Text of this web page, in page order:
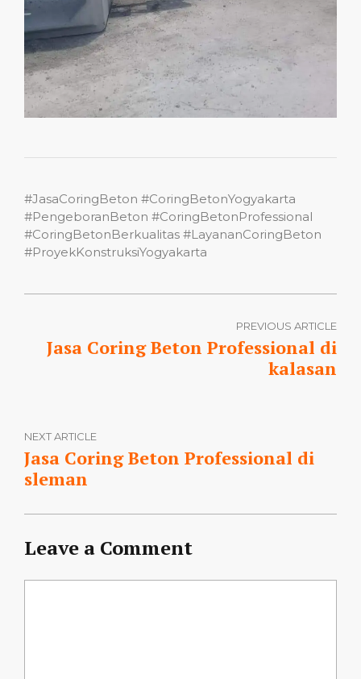
#JasaCoringBeton #CoringBetonYogyakarta
#PengeboranBeton #CoringBetonProfessional
#CoringBetonBerkualitas #LayananCoringBeton
#ProyekKonstruksiYogyakarta
PREVIOUS ARTICLE
Jasa Coring Beton Professional di
kalasan
NEXT ARTICLE
Jasa Coring Beton Professional di
sleman
Leave a Comment